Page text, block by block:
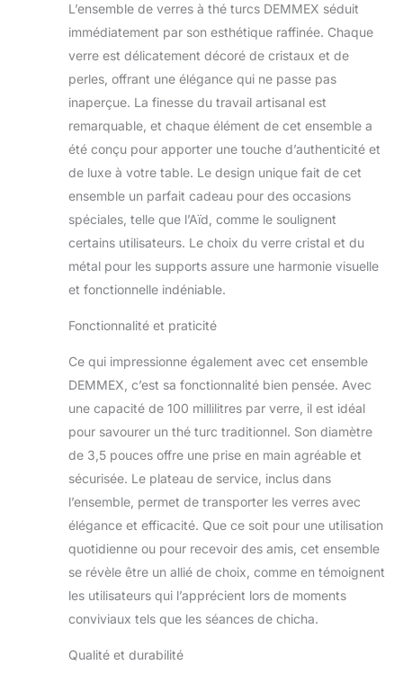
L’ensemble de verres à thé turcs DEMMEX séduit
immédiatement par son esthétique raffinée. Chaque
verre est délicatement décoré de cristaux et de
perles, offrant une élégance qui ne passe pas
inaperçue. La finesse du travail artisanal est
remarquable, et chaque élément de cet ensemble a
été conçu pour apporter une touche d’authenticité et
de luxe à votre table. Le design unique fait de cet
ensemble un parfait cadeau pour des occasions
spéciales, telle que l’Aïd, comme le soulignent
certains utilisateurs. Le choix du verre cristal et du
métal pour les supports assure une harmonie visuelle
et fonctionnelle indéniable.
Fonctionnalité et praticité
Ce qui impressionne également avec cet ensemble
DEMMEX, c’est sa fonctionnalité bien pensée. Avec
une capacité de 100 millilitres par verre, il est idéal
pour savourer un thé turc traditionnel. Son diamètre
de 3,5 pouces offre une prise en main agréable et
sécurisée. Le plateau de service, inclus dans
l’ensemble, permet de transporter les verres avec
élégance et efficacité. Que ce soit pour une utilisation
quotidienne ou pour recevoir des amis, cet ensemble
se révèle être un allié de choix, comme en témoignent
les utilisateurs qui l’apprécient lors de moments
conviviaux tels que les séances de chicha.
Qualité et durabilité